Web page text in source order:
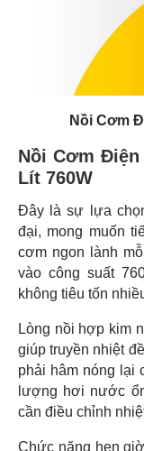
Nồi Cơm
Nồi Cơm Điện
Lít 760W
Đây là sự lựa
đại, mong muốn
cơm ngon lành
vào công suất
không tiêu tốn
Lòng nồi hợp kim
giúp truyền nhiệt
phải hâm nóng lại
lượng hơi nước
cần điều chỉnh
Chức năng hẹn